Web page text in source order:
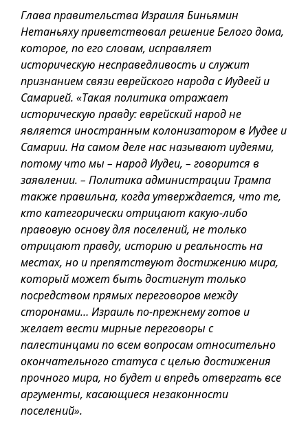
Глава правительства Израиля Биньямин
Нетаньяху приветствовал решение Белого дома,
которое, по его словам, исправляет
историческую несправедливость и служит
признанием связи еврейского народа с Иудеей и
Самарией. «Такая политика отражает
историческую правду: еврейский народ не
является иностранным колонизатором в Иудее и
Самарии. На самом деле нас называют иудеями,
потому что мы – народ Иудеи, – говорится в
заявлении. – Политика администрации Трампа
также правильна, когда утверждается, что те,
кто категорически отрицают какую-либо
правовую основу для поселений, не только
отрицают правду, историю и реальность на
местах, но и препятствуют достижению мира,
который может быть достигнут только
посредством прямых переговоров между
сторонами… Израиль по-прежнему готов и
желает вести мирные переговоры с
палестинцами по всем вопросам относительно
окончательного статуса с целью достижения
прочного мира, но будет и впредь отвергать все
аргументы, касающиеся незаконности
поселений».